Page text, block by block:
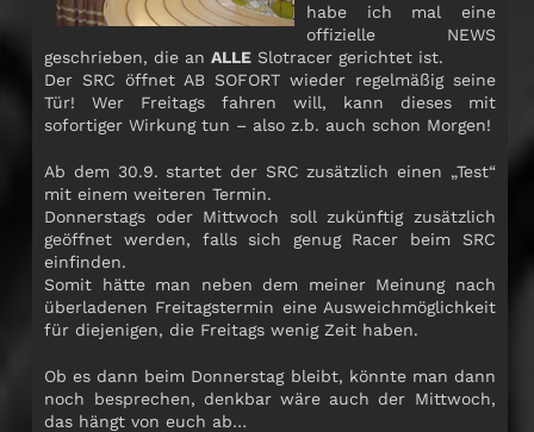
habe ich mal eine
offizielle NEWS
geschrieben, die anALLE Slotracer gerichtet ist.
Der SRC öffnet AB SOFORT wieder regelmäßig seine
Tür! Wer Freitags fahren will, kann dieses mit
sofortiger Wirkung tun – also z.b. auch schon Morgen!
Ab dem 30.9. startet der SRC zusätzlich einen „Test“
mit einem weiteren Termin.
Donnerstags oder Mittwoch soll zukünftig zusätzlich
geöffnet werden, falls sich genug Racer beim SRC
einfinden.
Somit hätte man neben dem meiner Meinung nach
überladenen Freitagstermin eine Ausweichmöglichkeit
für diejenigen, die Freitags wenig Zeit haben.
Ob es dann beim Donnerstag bleibt, könnte man dann
noch besprechen, denkbar wäre auch der Mittwoch,
das hängt von euch ab…